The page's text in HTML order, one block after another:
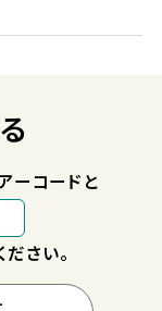
ーコードと
さい。